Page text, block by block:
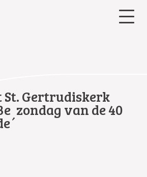
Gertrudiskerk
zondag van de 40